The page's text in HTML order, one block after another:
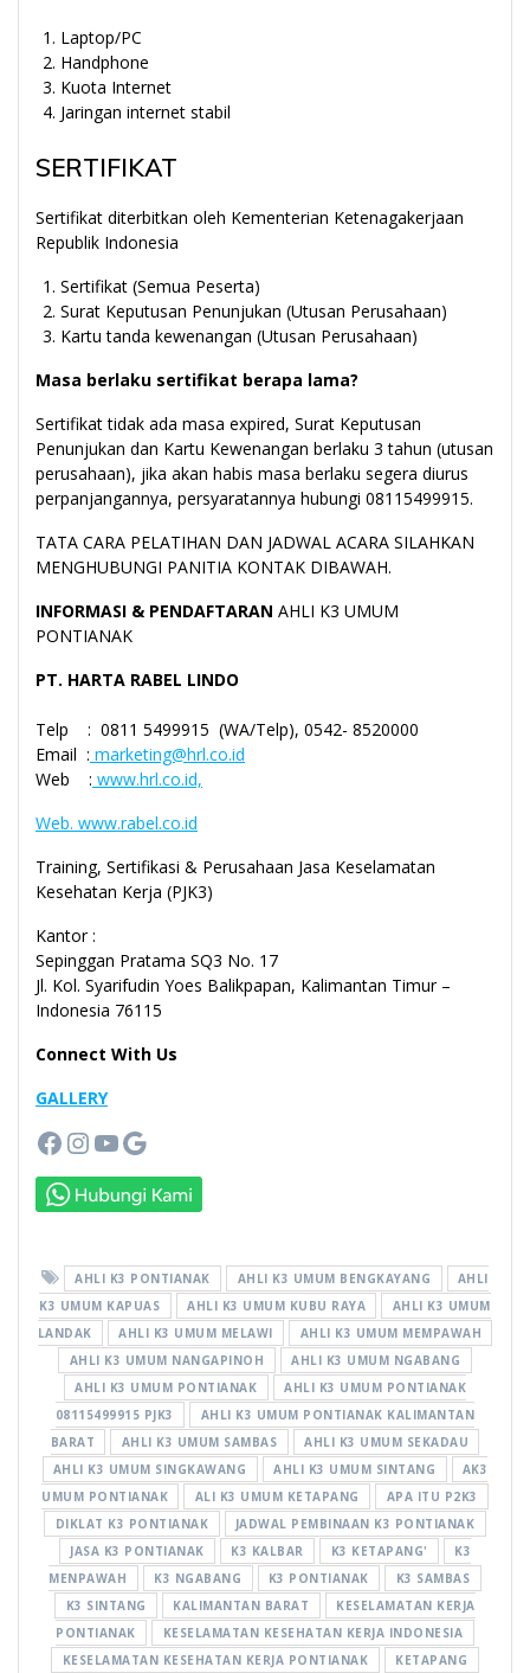
Laptop/PC
Handphone
Kuota Internet
Jaringan internet stabil
SERTIFIKAT
Sertifikat diterbitkan oleh Kementerian Ketenagakerjaan
Republik Indonesia
Sertifikat (Semua Peserta)
Surat Keputusan Penunjukan (Utusan Perusahaan)
Kartu tanda kewenangan (Utusan Perusahaan)
Masa berlaku sertifikat berapa lama?
Sertifikat tidak ada masa expired, Surat Keputusan
Penunjukan dan Kartu Kewenangan berlaku 3 tahun (utusan
perusahaan), jika akan habis masa berlaku segera diurus
perpanjangannya, persyaratannya hubungi 08115499915.
TATA CARA PELATIHAN DAN JADWAL ACARA SILAHKAN
MENGHUBUNGI PANITIA KONTAK DIBAWAH.
INFORMASI & PENDAFTARAN AHLI K3 UMUM
PONTIANAK
PT. HARTA RABEL LINDO
Telp : 0811 5499915 (WA/Telp), 0542- 8520000
Email : marketing@hrl.co.id
Web : www.hrl.co.id,
Web. www.rabel.co.id
Training, Sertifikasi & Perusahaan Jasa Keselamatan
Kesehatan Kerja (PJK3)
Kantor :
Sepinggan Pratama SQ3 No. 17
Jl. Kol. Syarifudin Yoes Balikpapan, Kalimantan Timur –
Indonesia 76115
Connect With Us
GALLERY
Facebook
Instagram
YouTube
Google
AHLI K3 PONTIANAK AHLI K3 UMUM BENGKAYANG
AHLI
K3 UMUM KAPUAS
AHLI K3 UMUM KUBU RAYA
AHLI K3 UMUM
LANDAK
AHLI K3 UMUM MELAWI
AHLI K3 UMUM MEMPAWAH
AHLI K3 UMUM NANGAPINOH
AHLI K3 UMUM NGABANG
AHLI K3 UMUM PONTIANAK
AHLI K3 UMUM PONTIANAK
08115499915 PJK3
AHLI K3 UMUM PONTIANAK KALIMANTAN
BARAT
AHLI K3 UMUM SAMBAS
AHLI K3 UMUM SEKADAU
AHLI K3 UMUM SINGKAWANG
AHLI K3 UMUM SINTANG
AK3
UMUM PONTIANAK
ALI K3 UMUM KETAPANG
APA ITU P2K3
DIKLAT K3 PONTIANAK
JADWAL PEMBINAAN K3 PONTIANAK
JASA K3 PONTIANAK
K3 KALBAR K3 KETAPANG'
K3
MENPAWAH
K3 NGABANG K3 PONTIANAK
K3 SAMBAS
K3 SINTANG
KALIMANTAN BARAT
KESELAMATAN KERJA
PONTIANAK
KESELAMATAN KESEHATAN KERJA INDONESIA
KESELAMATAN KESEHATAN KERJA PONTIANAK
KETAPANG